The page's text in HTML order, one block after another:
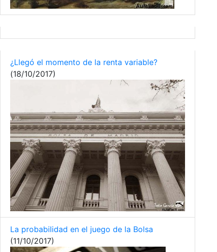
¿Llegó el momento de la renta variable?
(18/10/2017)
La probabilidad en el juego de la Bolsa
(11/10/2017)